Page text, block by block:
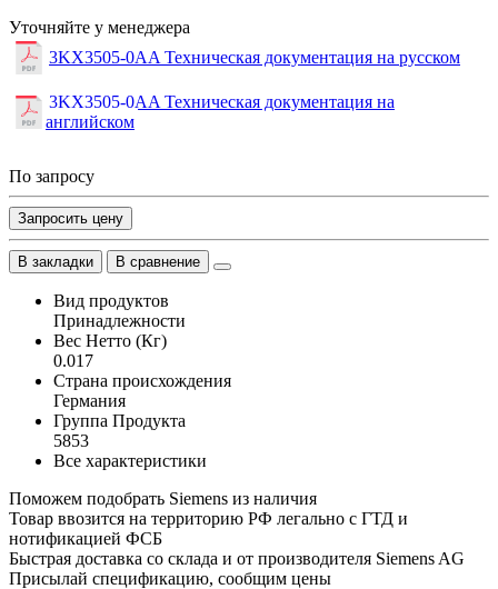
Уточняйте у менеджера
3KX3505-0AA Техническая документация на русском
3KX3505-0AA Техническая документация на
английском
По запросу
Запросить цену
В закладки В сравнение
Вид продуктов
Принадлежности
Вес Нетто (Кг)
0.017
Страна происхождения
Германия
Группа Продукта
5853
Все характеристики
Поможем подобрать Siemens из наличия
Товар ввозится на территорию РФ легально с ГТД и
нотификацией ФСБ
Быстрая доставка со склада и от производителя Siemens AG
Присылай спецификацию, сообщим цены